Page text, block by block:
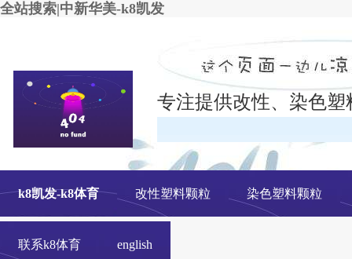
全站搜索|中新华美-k8凯发
专注提供改性、染色
k8凯发-k8体育 改性塑料颗粒 染色塑料颗粒
联系k8体育 english